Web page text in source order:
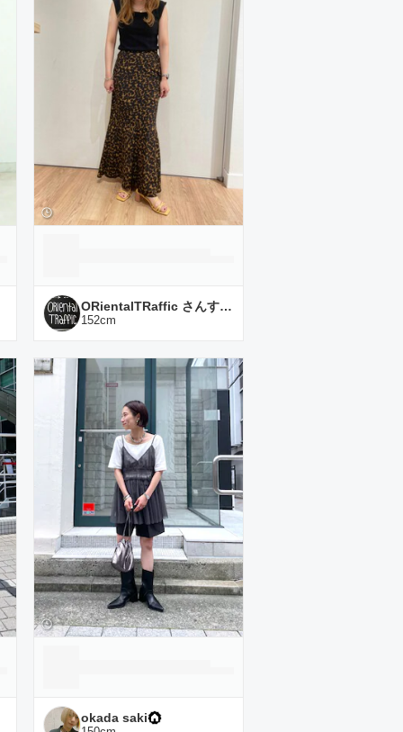
ORientalTRaffic さんすて岡山店
152cm
okada saki